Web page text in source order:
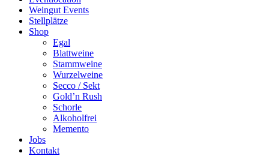
Weingut Events
Stellplätze
Shop
Egal
Blattweine
Stammweine
Wurzelweine
Secco / Sekt
Gold’n Rush
Schorle
Alkoholfrei
Memento
Jobs
Kontakt